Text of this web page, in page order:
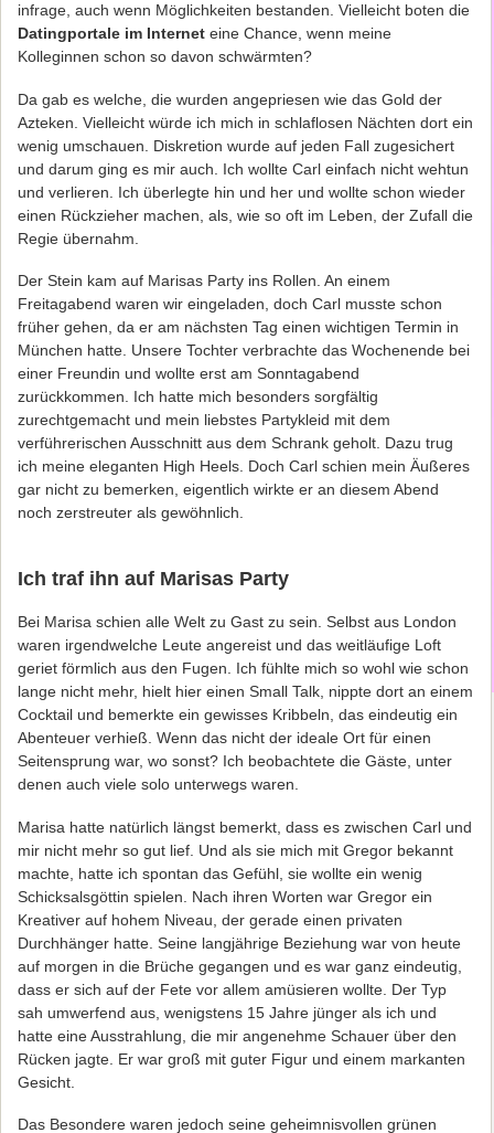
infrage, auch wenn Möglichkeiten bestanden. Vielleicht boten die
Datingportale im Internet eine Chance, wenn meine
Kolleginnen schon so davon schwärmten?
Da gab es welche, die wurden angepriesen wie das Gold der
Azteken. Vielleicht würde ich mich in schlaflosen Nächten dort ein
wenig umschauen. Diskretion wurde auf jeden Fall zugesichert
und darum ging es mir auch. Ich wollte Carl einfach nicht wehtun
und verlieren. Ich überlegte hin und her und wollte schon wieder
einen Rückzieher machen, als, wie so oft im Leben, der Zufall die
Regie übernahm.
Der Stein kam auf Marisas Party ins Rollen. An einem
Freitagabend waren wir eingeladen, doch Carl musste schon
früher gehen, da er am nächsten Tag einen wichtigen Termin in
München hatte. Unsere Tochter verbrachte das Wochenende bei
einer Freundin und wollte erst am Sonntagabend
zurückkommen. Ich hatte mich besonders sorgfältig
zurechtgemacht und mein liebstes Partykleid mit dem
verführerischen Ausschnitt aus dem Schrank geholt. Dazu trug
ich meine eleganten High Heels. Doch Carl schien mein Äußeres
gar nicht zu bemerken, eigentlich wirkte er an diesem Abend
noch zerstreuter als gewöhnlich.
Ich traf ihn auf Marisas Party
Bei Marisa schien alle Welt zu Gast zu sein. Selbst aus London
waren irgendwelche Leute angereist und das weitläufige Loft
geriet förmlich aus den Fugen. Ich fühlte mich so wohl wie schon
lange nicht mehr, hielt hier einen Small Talk, nippte dort an einem
Cocktail und bemerkte ein gewisses Kribbeln, das eindeutig ein
Abenteuer verhieß. Wenn das nicht der ideale Ort für einen
Seitensprung war, wo sonst? Ich beobachtete die Gäste, unter
denen auch viele solo unterwegs waren.
Marisa hatte natürlich längst bemerkt, dass es zwischen Carl und
mir nicht mehr so gut lief. Und als sie mich mit Gregor bekannt
machte, hatte ich spontan das Gefühl, sie wollte ein wenig
Schicksalsgöttin spielen. Nach ihren Worten war Gregor ein
Kreativer auf hohem Niveau, der gerade einen privaten
Durchhänger hatte. Seine langjährige Beziehung war von heute
auf morgen in die Brüche gegangen und es war ganz eindeutig,
dass er sich auf der Fete vor allem amüsieren wollte. Der Typ
sah umwerfend aus, wenigstens 15 Jahre jünger als ich und
hatte eine Ausstrahlung, die mir angenehme Schauer über den
Rücken jagte. Er war groß mit guter Figur und einem markanten
Gesicht.
Das Besondere waren jedoch seine geheimnisvollen grünen